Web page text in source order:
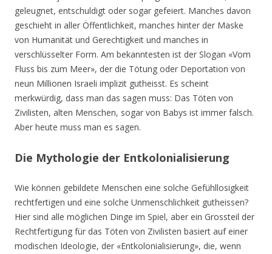
geleugnet, entschuldigt oder sogar gefeiert. Manches davon
geschieht in aller Öffentlichkeit, manches hinter der Maske
von Humanität und Gerechtigkeit und manches in
verschlüsselter Form. Am bekanntesten ist der Slogan «Vom
Fluss bis zum Meer», der die Tötung oder Deportation von
neun Millionen Israeli implizit gutheisst. Es scheint
merkwürdig, dass man das sagen muss: Das Töten von
Zivilisten, alten Menschen, sogar von Babys ist immer falsch.
Aber heute muss man es sagen.
Die Mythologie der Entkolonialisierung
Wie können gebildete Menschen eine solche Gefühllosigkeit
rechtfertigen und eine solche Unmenschlichkeit gutheissen?
Hier sind alle möglichen Dinge im Spiel, aber ein Grossteil der
Rechtfertigung für das Töten von Zivilisten basiert auf einer
modischen Ideologie, der «Entkolonialisierung», die, wenn